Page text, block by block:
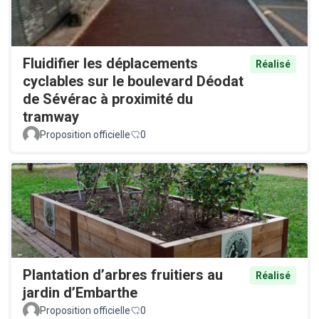
Fluidifier les déplacements
cyclables sur le boulevard Déodat
de Sévérac à proximité du
tramway
Réalisé
Proposition officielle 0
Plantation d’arbres fruitiers au
jardin d’Embarthe
Réalisé
Proposition officielle 0